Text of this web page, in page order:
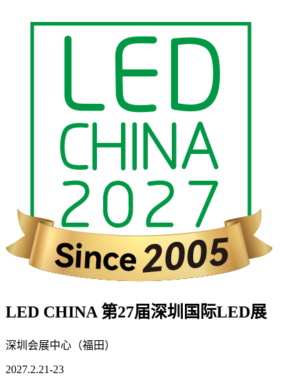
LED CHINA 第27届深圳国际LED展
深圳会展中心（福田）
2027.2.21-23